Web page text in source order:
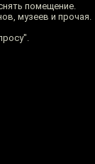
помещение.
музеев и прочая.